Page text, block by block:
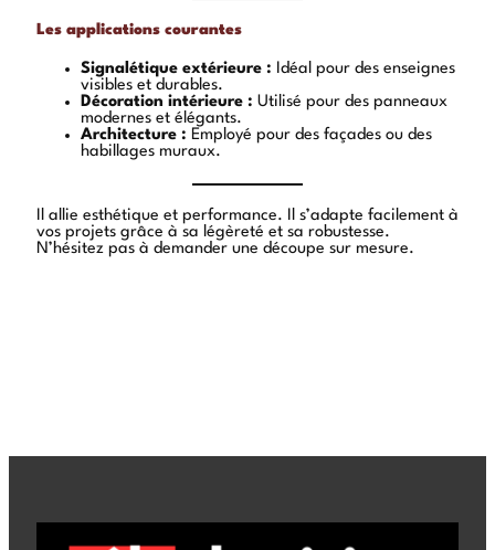
Les applications courantes
Signalétique extérieure : Idéal pour des enseignes
visibles et durables.
Décoration intérieure : Utilisé pour des panneaux
modernes et élégants.
Architecture : Employé pour des façades ou des
habillages muraux.
Il allie esthétique et performance. Il s’adapte facilement à
vos projets grâce à sa légèreté et sa robustesse.
N’hésitez pas à demander une découpe sur mesure.